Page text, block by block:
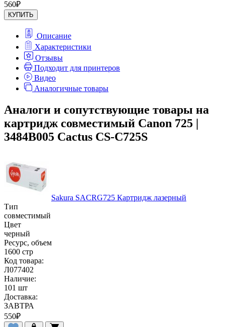
560₽
КУПИТЬ
Описание
Характеристики
Отзывы
Подходит для принтеров
Видео
Аналогичные товары
Аналоги и сопутствующие товары на
картридж совместимый Canon 725 |
3484B005 Cactus CS-C725S
Sakura SACRG725 Картридж лазерный
Тип
совместимый
Цвет
черный
Ресурс, объем
1600 стр
Код товара:
Л077402
Наличие:
101 шт
Доставка:
ЗАВТРА
550₽